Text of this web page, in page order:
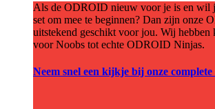
Als de ODROID nieuw voor je is en wil
set om mee te beginnen? Dan zijn onze
uitstekend geschikt voor jou. Wij hebben
voor Noobs tot echte ODROID Ninjas.
Neem snel een kijkje bij onze